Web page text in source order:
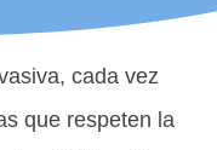
cada vez
que respeten la